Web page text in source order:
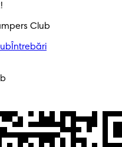
Club
Întrebări